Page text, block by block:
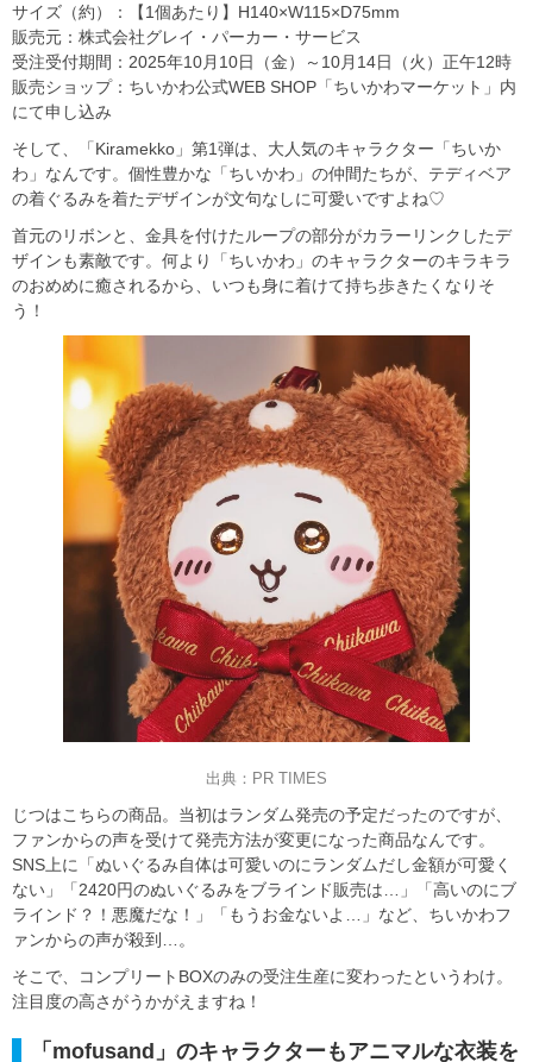
サイズ（約）：【1個あたり】H140×W115×D75mm
販売元：株式会社グレイ・パーカー・サービス
受注受付期間：2025年10月10日（金）～10月14日（火）正午12時
販売ショップ：ちいかわ公式WEB SHOP「ちいかわマーケット」内
にて申し込み
そして、「Kiramekko」第1弾は、大人気のキャラクター「ちいか
わ」なんです。個性豊かな「ちいかわ」の仲間たちが、テディベア
の着ぐるみを着たデザインが文句なしに可愛いですよね♡
首元のリボンと、金具を付けたループの部分がカラーリンクしたデ
ザインも素敵です。何より「ちいかわ」のキャラクターのキラキラ
のおめめに癒されるから、いつも身に着けて持ち歩きたくなりそ
う！
出典：PR TIMES
じつはこちらの商品。当初はランダム発売の予定だったのですが、
ファンからの声を受けて発売方法が変更になった商品なんです。
SNS上に「ぬいぐるみ自体は可愛いのにランダムだし金額が可愛く
ない」「2420円のぬいぐるみをブラインド販売は…」「高いのにブ
ラインド？！悪魔だな！」「もうお金ないよ…」など、ちいかわフ
ァンからの声が殺到…。
そこで、コンプリートBOXのみの受注生産に変わったというわけ。
注目度の高さがうかがえますね！
「mofusand」のキャラクターもアニマルな衣装を